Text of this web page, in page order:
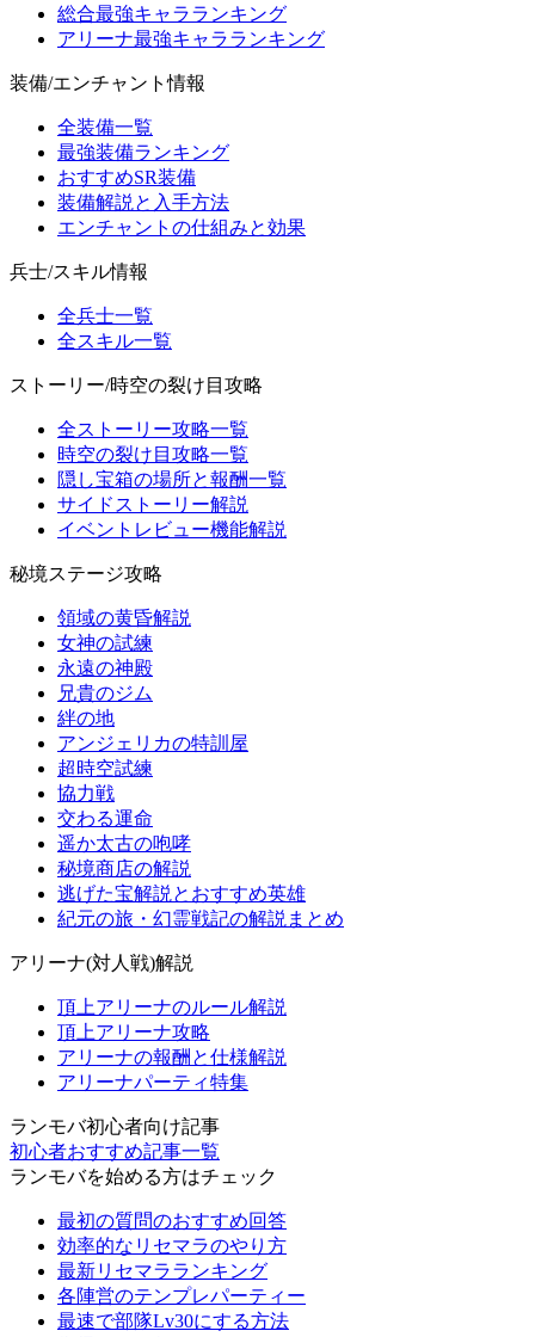
総合最強キャラランキング
アリーナ最強キャラランキング
装備/エンチャント情報
全装備一覧
最強装備ランキング
おすすめSR装備
装備解説と入手方法
エンチャントの仕組みと効果
兵士/スキル情報
全兵士一覧
全スキル一覧
ストーリー/時空の裂け目攻略
全ストーリー攻略一覧
時空の裂け目攻略一覧
隠し宝箱の場所と報酬一覧
サイドストーリー解説
イベントレビュー機能解説
秘境ステージ攻略
領域の黄昏解説
女神の試練
永遠の神殿
兄貴のジム
絆の地
アンジェリカの特訓屋
超時空試練
協力戦
交わる運命
遥か太古の咆哮
秘境商店の解説
逃げた宝解説とおすすめ英雄
紀元の旅・幻霊戦記の解説まとめ
アリーナ(対人戦)解説
頂上アリーナのルール解説
頂上アリーナ攻略
アリーナの報酬と仕様解説
アリーナパーティ特集
ランモバ初心者向け記事
初心者おすすめ記事一覧
ランモバを始める方はチェック
最初の質問のおすすめ回答
効率的なリセマラのやり方
最新リセマラランキング
各陣営のテンプレパーティー
最速で部隊Lv30にする方法